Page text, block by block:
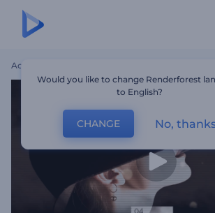
Accueil
Would you like to change Renderforest
to English?
CHANGE No,